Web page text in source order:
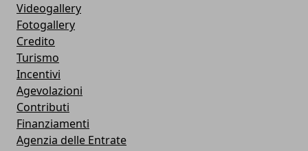
Videogallery
Fotogallery
Credito
Turismo
Incentivi
Agevolazioni
Contributi
Finanziamenti
Agenzia delle Entrate